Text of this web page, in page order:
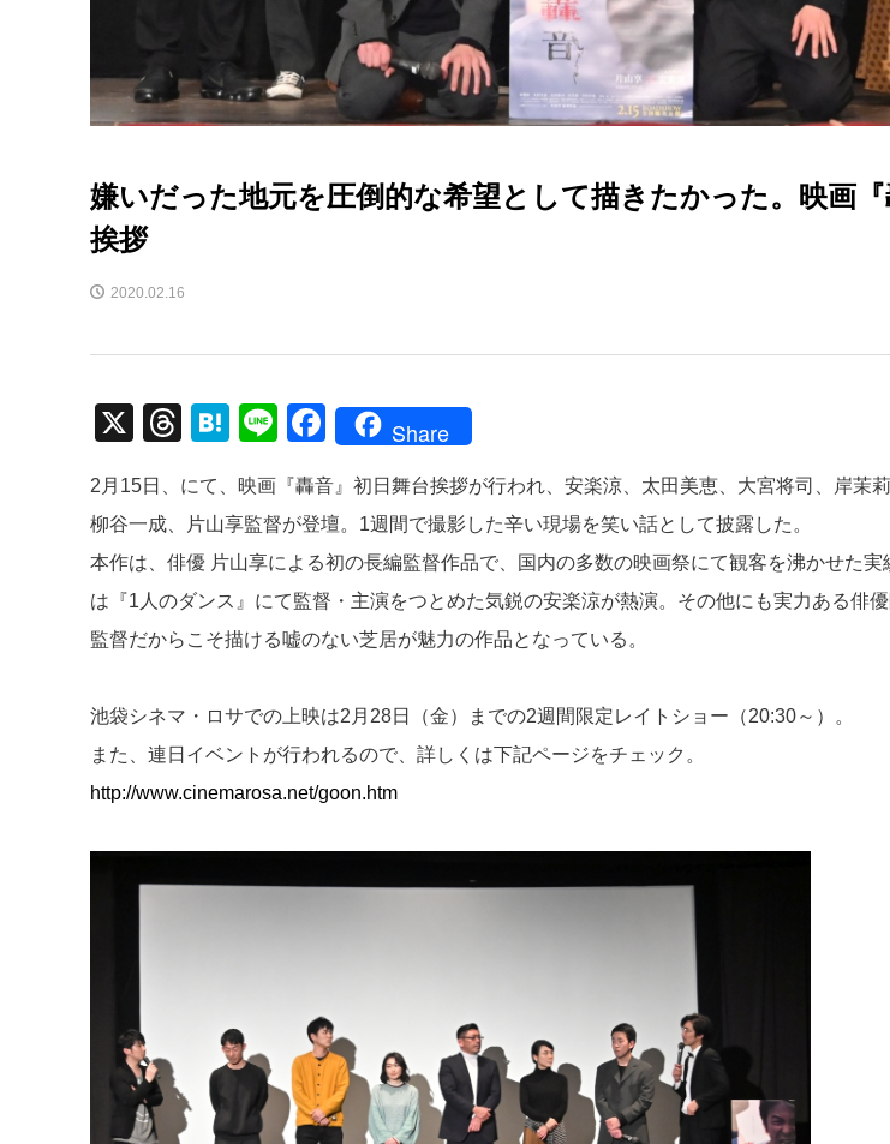
嫌いだった地元を圧倒的な希望として描きたかった。映画
挨拶
2020.02.16
X
T
e
a
d
s
H
e
n
a
Li
e
F
c
e
b
o
o
Share
2月15日、にて、映画『轟音』初日舞台挨拶が行われ、安楽涼、太田美恵、大宮将司、岸茉
柳谷一成、片山享監督が登壇。1週間で撮影した辛い現場を笑い話として披露した。
本作は、俳優 片山享による初の長編監督作品で、国内の多数の映画祭にて観客を沸かせた
は『1人のダンス』にて監督・主演をつとめた気鋭の安楽涼が熱演。その他にも実力ある俳
監督だからこそ描ける嘘のない芝居が魅力の作品となっている。
池袋シネマ・ロサでの上映は2月28日（金）までの2週間限定レイトショー（20:30～）。
また、連日イベントが行われるので、詳しくは下記ページをチェック。
http://www.cinemarosa.net/goon.htm